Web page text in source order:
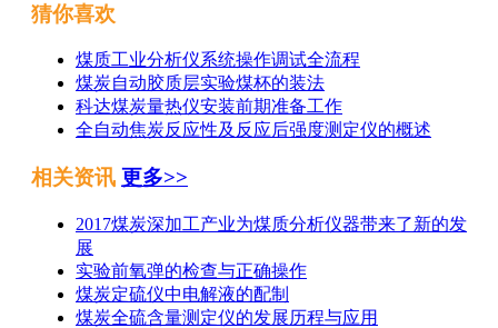
猜你喜欢
煤质工业分析仪系统操作调试全流程
煤炭自动胶质层实验煤杯的装法
科达煤炭量热仪安装前期准备工作
全自动焦炭反应性及反应后强度测定仪的概述
相关资讯 更多>>
2017煤炭深加工产业为煤质分析仪器带来了新的发
展
实验前氧弹的检查与正确操作
煤炭定硫仪中电解液的配制
煤炭全硫含量测定仪的发展历程与应用